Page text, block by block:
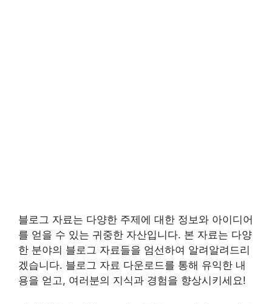
블로그 자료는 다양한 주제에 대한 정보와 아이디어
를 얻을 수 있는 귀중한 자산입니다. 본 자료는 다양
한 분야의 블로그 자료들을 엄선하여 알려알려드리
겠습니다. 블로그 자료 다운로드를 통해 유익한 내
용을 얻고, 여러분의 지식과 경험을 향상시키세요!